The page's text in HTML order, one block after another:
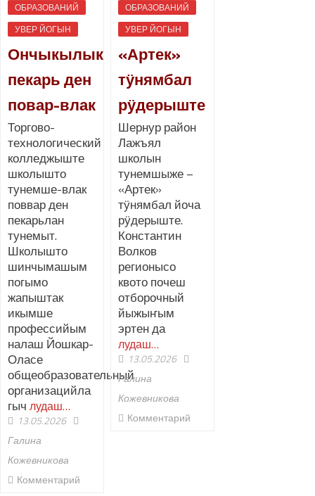
ОБРАЗОВАНИЙ
УВЕР ЙОГЫН
Ончыкылык
пекарь ден
повар-влак
Торгово-
технологический
колледжыште
школышто
тунемше-влак
поввар ден
пекарьлан
тунемыт.
Школышто
шинчымашым
погымо
жапыштак
икымше
профессийым
налаш Йошкар-
Оласе
общеобразовательный
организацийла
гыч лудаш…
13.05.2026
Галина
Кожевникова
Комментарий
ОБРАЗОВАНИЙ
УВЕР ЙОГЫН
«Артек»
тӱнямбал
рӱдерыште
Шернур район
Лажъял
школын
тунемшыже –
«Артек»
тӱнямбал йоча
рӱдерыште.
Константин
Волков
регионысо
квото почеш
отборочный
йыжыҥым
эртен да
лудаш…
13.05.2026
Галина
Кожевникова
Комментарий